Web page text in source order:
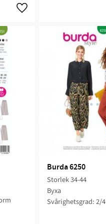
Lägg till i favoriter
Burda 6250
Storlek 34-44
Byxa
Svårighetsgrad: 2/4